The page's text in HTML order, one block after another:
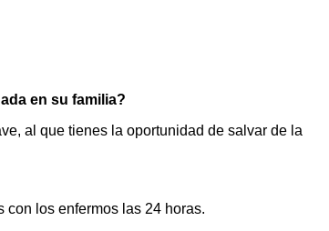
en su familia?
al que tienes la oportunidad de salvar de la
los enfermos las 24 horas.